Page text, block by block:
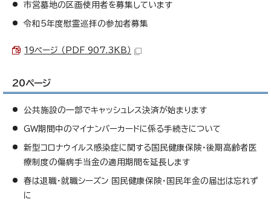
市営墓地の区画使用者を募集しています
令和5年度慰霊巡拝の参加者募集
19ページ （PDF 907.3KB）
20ページ
公共施設の一部でキャッシュレス決済が始まります
GW期間中のマイナンバーカードに係る手続きについて
新型コロナウイルス感染症に関する国民健康保険・後期高齢者医
療制度の傷病手当金の適用期間を延長します
春は退職・就職シーズン 国民健康保険・国民年金の届出は忘れず
に